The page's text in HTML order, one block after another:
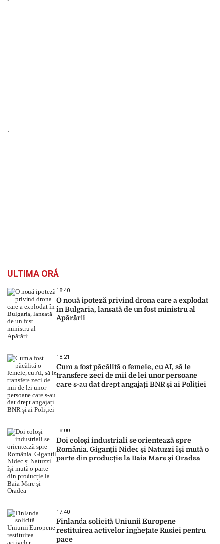
`
`
ULTIMA ORĂ
18:40
O nouă ipoteză privind drona care a explodat
în Bulgaria, lansată de un fost ministru al
Apărării
18:21
Cum a fost păcălită o femeie, cu AI, să le
transfere zeci de mii de lei unor persoane
care s-au dat drept angajați BNR și ai Poliției
18:00
Doi coloși industriali se orientează spre
România. Giganții Nidec și Natuzzi își mută o
parte din producție la Baia Mare și Oradea
17:40
Finlanda solicită Uniunii Europene
restituirea activelor înghețate Rusiei pentru
pace